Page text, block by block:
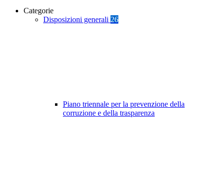
Categorie
Disposizioni generali 26
Piano triennale per la prevenzione della
corruzione e della trasparenza